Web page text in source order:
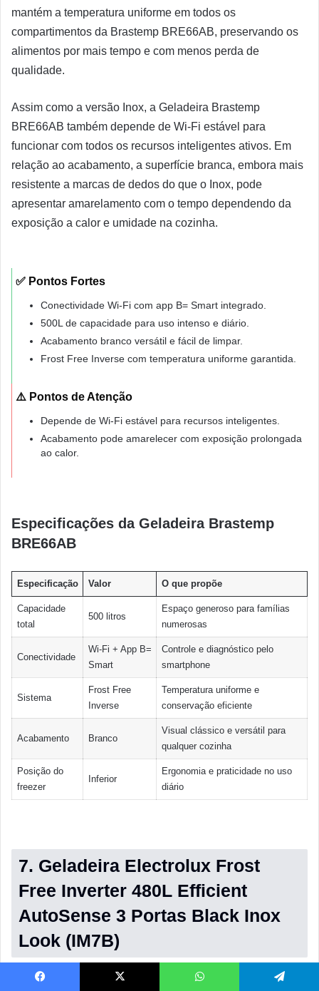
mantém a temperatura uniforme em todos os
compartimentos da Brastemp BRE66AB, preservando os
alimentos por mais tempo e com menos perda de
qualidade.
Assim como a versão Inox, a Geladeira Brastemp
BRE66AB também depende de Wi-Fi estável para
funcionar com todos os recursos inteligentes ativos. Em
relação ao acabamento, a superfície branca, embora mais
resistente a marcas de dedos do que o Inox, pode
apresentar amarelamento com o tempo dependendo da
exposição a calor e umidade na cozinha.
✅ Pontos Fortes
Conectividade Wi-Fi com app B= Smart integrado.
500L de capacidade para uso intenso e diário.
Acabamento branco versátil e fácil de limpar.
Frost Free Inverse com temperatura uniforme garantida.
⚠️ Pontos de Atenção
Depende de Wi-Fi estável para recursos inteligentes.
Acabamento pode amarelecer com exposição prolongada
ao calor.
Especificações da Geladeira Brastemp
BRE66AB
Especificação Valor O que propõe
Capacidade
total
500 litros
Espaço generoso para famílias
numerosas
Conectividade
Wi-Fi + App B=
Smart
Controle e diagnóstico pelo
smartphone
Sistema
Frost Free
Inverse
Temperatura uniforme e
conservação eficiente
Acabamento Branco
Visual clássico e versátil para
qualquer cozinha
Posição do
freezer
Inferior
Ergonomia e praticidade no uso
diário
7. Geladeira Electrolux Frost
Free Inverter 480L Efficient
AutoSense 3 Portas Black Inox
Look (IM7B)